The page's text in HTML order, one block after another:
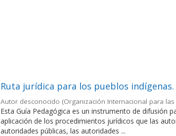
Ruta jurídica para los pueblos
Autor desconocido (Organización Internacional para
Esta Guía Pedagógica es un instrumento de difusión
aplicación de los procedimientos jurídicos que las
autoridades públicas, las autoridades ...